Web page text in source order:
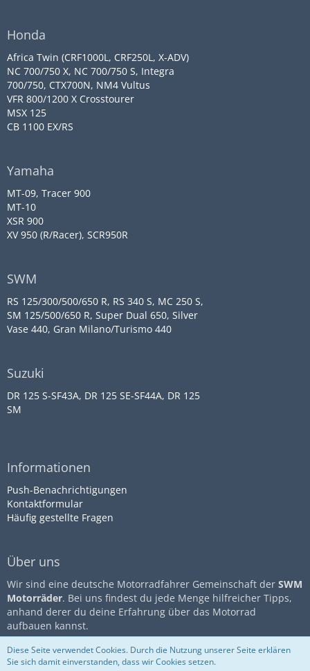
Honda
Africa Twin (CRF1000L, CRF250L, X-ADV)
NC 700/750 X, NC 700/750 S, Integra
700/750, CTX700N, NM4 Vultus
VFR 800/1200 X Crosstourer
MSX 125
CB 1100 EX/RS
Yamaha
MT-09, Tracer 900
MT-10
XSR 900
XV 950 (R/Racer), SCR950R
SWM
RS 125/300/500/650 R, RS 340 S, MC 250 S,
SM 125/500/650 R, Super Dual 650, Silver
Vase 440, Gran Milano/Turismo 440
Suzuki
DR 125 S-SF43A, DR 125 SE-SF44A, DR 125
SM
Informationen
Push-Benachrichtigungen
Kontaktformular
Häufig gestellte Fragen
Über uns
Wir sind eine deutsche Motorradfahrer Gemeinschaft der SWM
Motorräder. Bei uns findest du jede Menge hilfreicher Tipps,
anhand derer du deine Erfahrung über das Motorrad
aufbauen kannst.
Community-Software:WoltLab Impressum
Diese Seite verwendet Cookies. Durch die Nutzung unserer Seite erklären
Sie sich damit einverstanden, dass wir Cookies setzen.